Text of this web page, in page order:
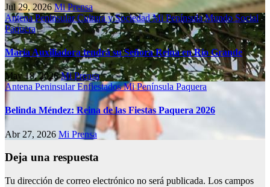
Jul 29, 2026Mi Prensa
Antena PeninsularCultura y SociedadMi PenínsulaMundo Social
Paquera
María Auxiliadora tendrá su Señora Reina en Río Grande
May 18, 2026Mi Prensa
Antena PeninsularEnfiestadosMi Península Paquera
Belinda Méndez: Reina de las Fiestas Paquera 2026
Abr 27, 2026 Mi Prensa
Deja una respuesta
Tu dirección de correo electrónico no será publicada. Los campos